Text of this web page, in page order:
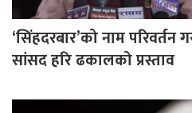
‘सिंहदरबार’को नाम परिवर्तन
सांसद हरि ढकालको प्रस्ताव